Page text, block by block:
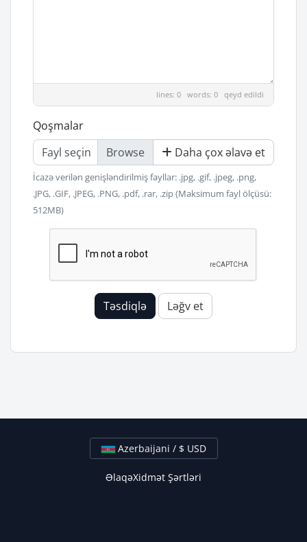
lines: 0 words: 0 qeyd edildi
Qoşmalar
Fayl seçin
Daha çox əlavə et
İcazə verilən genişləndirilmiş fayllar: .jpg, .gif, .jpeg, .png,
.JPG, .GIF, .JPEG, .PNG, .pdf, .rar, .zip (Maksimum fayl ölçüsü:
512MB)
Təsdiqlə Ləğv et
Azerbaijani / $ USD
ƏlaqəXidmət Şərtləri